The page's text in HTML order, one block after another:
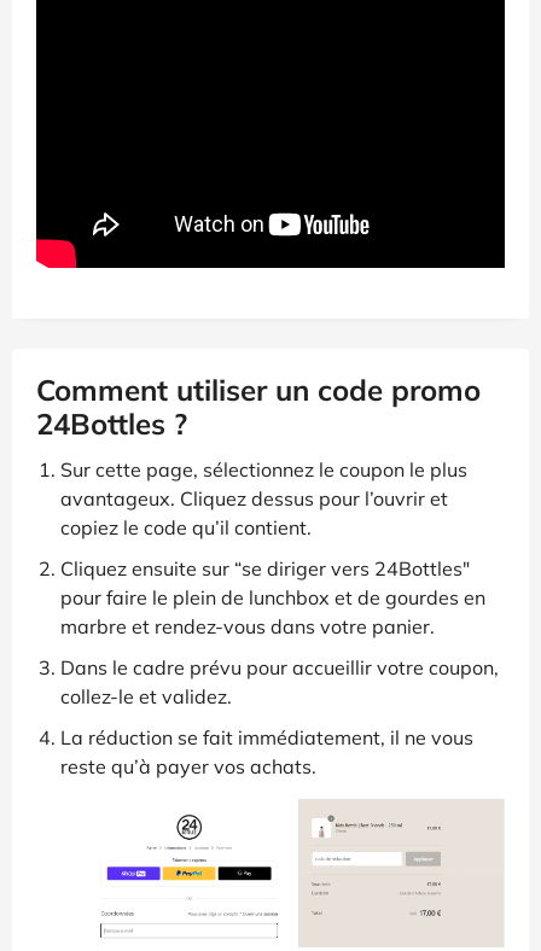
Comment utiliser un code promo
24Bottles ?
Sur cette page, sélectionnez le coupon le plus
avantageux. Cliquez dessus pour l’ouvrir et
copiez le code qu’il contient.
Cliquez ensuite sur “se diriger vers 24Bottles"
pour faire le plein de lunchbox et de gourdes en
marbre et rendez-vous dans votre panier.
Dans le cadre prévu pour accueillir votre coupon,
collez-le et validez.
La réduction se fait immédiatement, il ne vous
reste qu’à payer vos achats.